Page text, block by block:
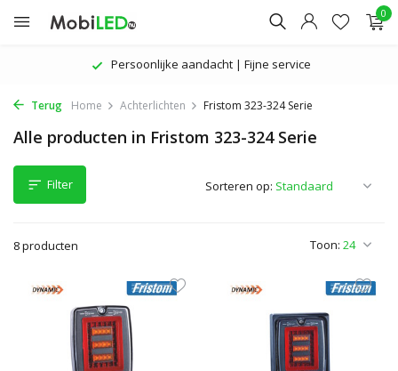
0
Persoonlijke aandacht | Fijne service
Terug Home Achterlichten Fristom 323-324 Serie
Alle producten in Fristom 323-324 Serie
Filter
8 producten Toon:
Sorteren op: